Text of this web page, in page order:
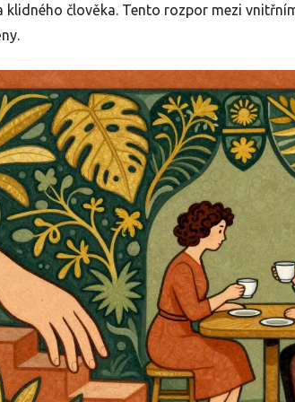
klidného člověka. Tento rozpor mezi